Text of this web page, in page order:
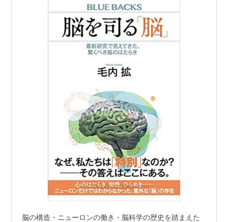
脳の構造・ニューロンの働き・脳科学の歴史を踏まえた